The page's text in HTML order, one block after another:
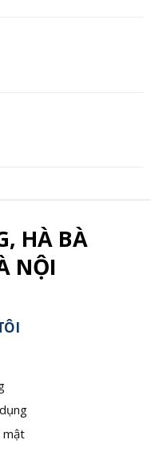
HÀ BÀ
NỘI
mật